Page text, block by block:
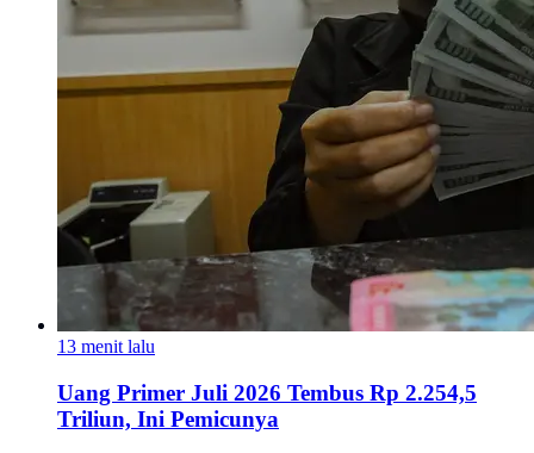
13 menit lalu
Uang Primer Juli 2026 Tembus Rp 2.254,5
Triliun, Ini Pemicunya